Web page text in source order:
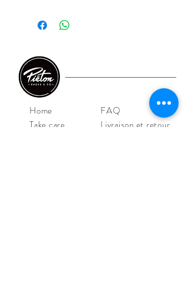
Home
Take care
FAQ
Livraison et retour